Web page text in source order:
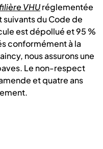
VHUréglementée
suivants du Code de
est dépollué et 95 %
conformément à la
nous assurons une
Le non-respect
et quatre ans